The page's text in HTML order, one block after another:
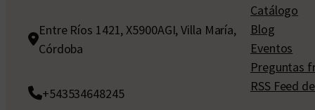
Entre Ríos 1421, X5900AGI, Villa María,
Córdoba
+543534648245
Catálogo
Blog
Eventos
Preguntas
RSS Feed